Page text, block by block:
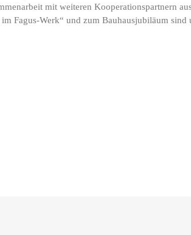
mit weiteren Kooperationspartnern
Fagus-Werk“ und zum Bauhausjubiläum sind